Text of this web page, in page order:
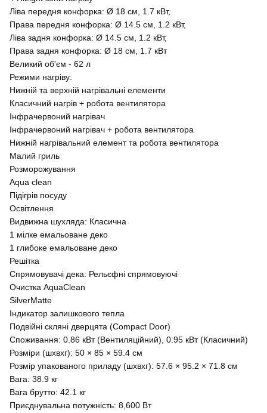
Ліва передня конфорка: Ø 18 см, 1.7 кВт,
Права передня конфорка: Ø 14.5 см, 1.2 кВт,
Ліва задня конфорка: Ø 14.5 см, 1.2 кВт,
Права задня конфорка: Ø 18 см, 1.7 кВт
Великий об'єм - 62 л
Режими нагріву:
Нижній та верхній нагрівальні елементи
Класичний нагрів + робота вентилятора
Інфрачервоний нагрівач
Інфрачервоний нагрівач + робота вентилятора
Нижній нагрівальний елемент та робота вентилятора
Малий гриль
Розморожування
Aqua clean
Підігрів посуду
Освітлення
Видвижна шухляда: Класична
1 мілке емальоване деко
1 глибоке емальоване деко
Решітка
Спрямовувачі дека: Рельєфні спрямовуючі
Очистка AquaClean
SilverMatte
Індикатор залишкового тепла
Подвійні скляні дверцята (Compact Door)
Споживання: 0.86 кВт (Вентиляційний), 0.95 кВт (Класичний)
Розміри (шхвхг): 50 × 85 × 59.4 см
Розмір упакованого приладу (шхвхг): 57.6 × 95.2 × 71.8 см
Вага: 38.9 кг
Вага брутто: 42.1 кг
Приєднувальна потужність: 8,600 Вт